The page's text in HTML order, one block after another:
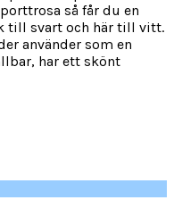
så får du en
till svart och här till vitt.
använder som en
har ett skönt